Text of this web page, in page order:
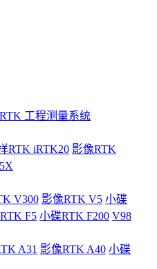
工程测量系统
RTK iRTK20 影像RTK
V300 影像RTK V5 小碟
F5 小碟RTK F200 V98
A31 影像RTK A40 小碟